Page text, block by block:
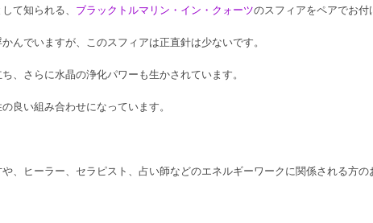
て知られる、 ブラックトルマリン・イン・クォーツのスフィアをペアでお付
んでいますが、このスフィアは正直針は少ないです。
、さらに水晶の浄化パワーも生かされています。
良い組み合わせになっています。
、ヒーラー、セラピスト、占い師などのエネルギーワークに関係される方